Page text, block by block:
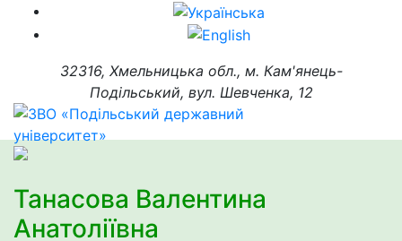
32316, Хмельницька обл., м. Кам'янець-
Подільський, вул. Шевченка, 12
Танасова Валентина
Анатоліївна